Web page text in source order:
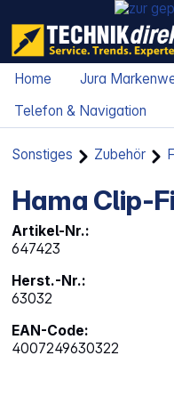
Home Jura
Telefon & Navigation
Sonstiges Zubehör
Hama Clip-
Artikel-Nr.:
647423
Herst.-Nr.:
63032
EAN-Code:
4007249630322